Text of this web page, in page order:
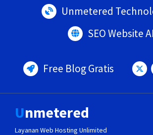
Unmetered
SEO Website AI
Free Blog Gratis
Unmetered
Layanan Web Hosting Unlimited